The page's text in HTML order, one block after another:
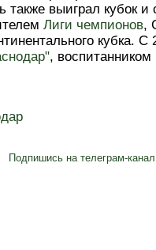
также выиграл кубок и
Лиги чемпионов,
кубка.
, воспитанником
Подпишись на телеграм-